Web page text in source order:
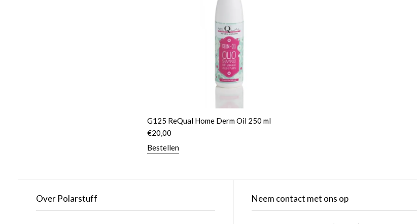
G125 ReQual Home Derm Oil 250 ml
€20,00
Bestellen
Over Polarstuff Neem contact met ons op